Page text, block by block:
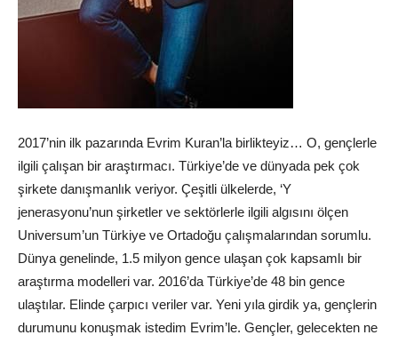
2017’nin ilk pazarında Evrim Kuran’la birlikteyiz… O, gençlerle
ilgili çalışan bir araştırmacı. Türkiye’de ve dünyada pek çok
şirkete danışmanlık veriyor. Çeşitli ülkelerde, ‘Y
jenerasyonu’nun şirketler ve sektörlerle ilgili algısını ölçen
Universum’un Türkiye ve Ortadoğu çalışmalarından sorumlu.
Dünya genelinde, 1.5 milyon gence ulaşan çok kapsamlı bir
araştırma modelleri var. 2016’da Türkiye’de 48 bin gence
ulaştılar. Elinde çarpıcı veriler var. Yeni yıla girdik ya, gençlerin
durumunu konuşmak istedim Evrim’le. Gençler, gelecekten ne